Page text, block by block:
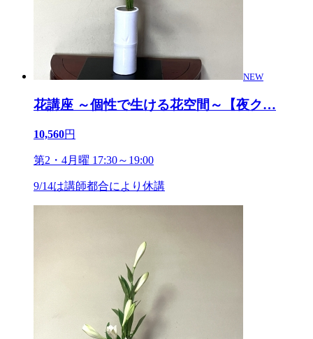
NEW
花講座 ～個性で生ける花空間～【夜ク…
10,560円
第2・4月曜 17:30～19:00
9/14は講師都合により休講